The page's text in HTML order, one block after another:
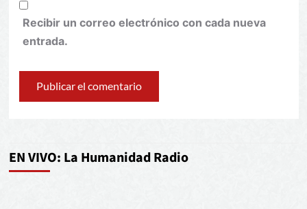
Recibir un correo electrónico con cada nueva
entrada.
EN VIVO: La Humanidad Radio